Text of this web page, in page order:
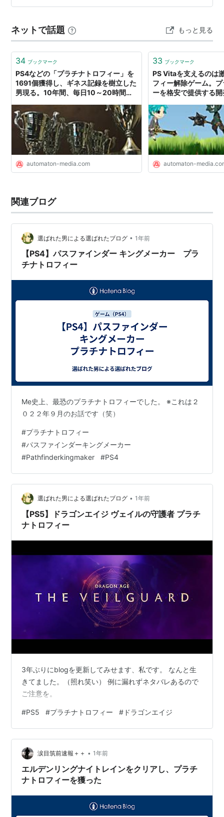
PSP版やPS Vita版（Evolution）から大きく進化したフル
ネットで話題 もっと見る
34 ブックマーク
PS4などの「プラチナトロフィー」を
1691個獲得し、ギネス記録を樹立した
男現る。10年間、毎日10～20時間ゲ
automaton-media.com
33 ブックマーク
PS Vitaを支えるのは
フィー解除ゲーム。
ーを格安で提供する
automaton-
関連ブログ
選ばれた男による選ばれたブログ • 1年前
【PS4】パスファインダー キングメーカー プラ
チナトロフィー
Me史上、最恐のプラチナトロフィーでした。 ※これは２
０２２年９月のお話です（笑）
#プラチナトロフィー
#パスファインダーキングメーカー
#Pathfinderkingmaker #PS4
選ばれた男による選ばれたブログ • 1年前
【PS5】ドラゴンエイジ ヴェイルの守護者 プラチ
ナトロフィー
3年ぶりにblogを更新してみせます、私です。 なんと生
きてました。（照れ笑い） 例に漏れずネタバレあるので
ご注意を。
#PS5 #プラチナトロフィー # ドラゴンエイジ
涙目筑前速報＋＋ • 1年前
エルデンリングナイトレインをクリアし、プラチ
ナトロフィーを獲った